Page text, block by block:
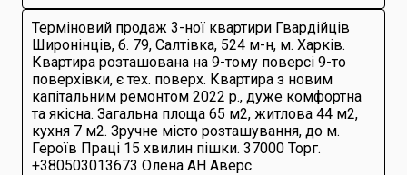
Терміновий продаж 3-ної квартири Гвардійців
Широнінців, б. 79, Салтівка, 524 м-н, м. Харків.
Квартира розташована на 9-тому поверсі 9-то
поверхівки, є тех. поверх. Квартира з новим
капітальним ремонтом 2022 р., дуже комфортна
та якісна. Загальна площа 65 м2, житлова 44 м2,
кухня 7 м2. Зручне місто розташування, до м.
Героїв Праці 15 хвилин пішки. 37000 Торг.
+380503013673 Олена АН Аверс.